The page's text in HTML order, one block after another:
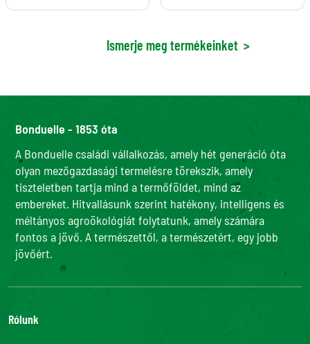
Ismerje meg termékeinket >
Bonduelle - 1853 óta
A Bonduelle családi vállalkozás, amely hét generáció óta
olyan mezőgazdasági termelésre törekszik, amely
tiszteletben tartja mind a termőföldet, mind az
embereket. Hitvallásunk szerint hatékony, intelligens és
méltányos agroökológiát folytatunk, amely számára
fontos a jövő. A természettől, a természetért, egy jobb
jövőért.
Rólunk